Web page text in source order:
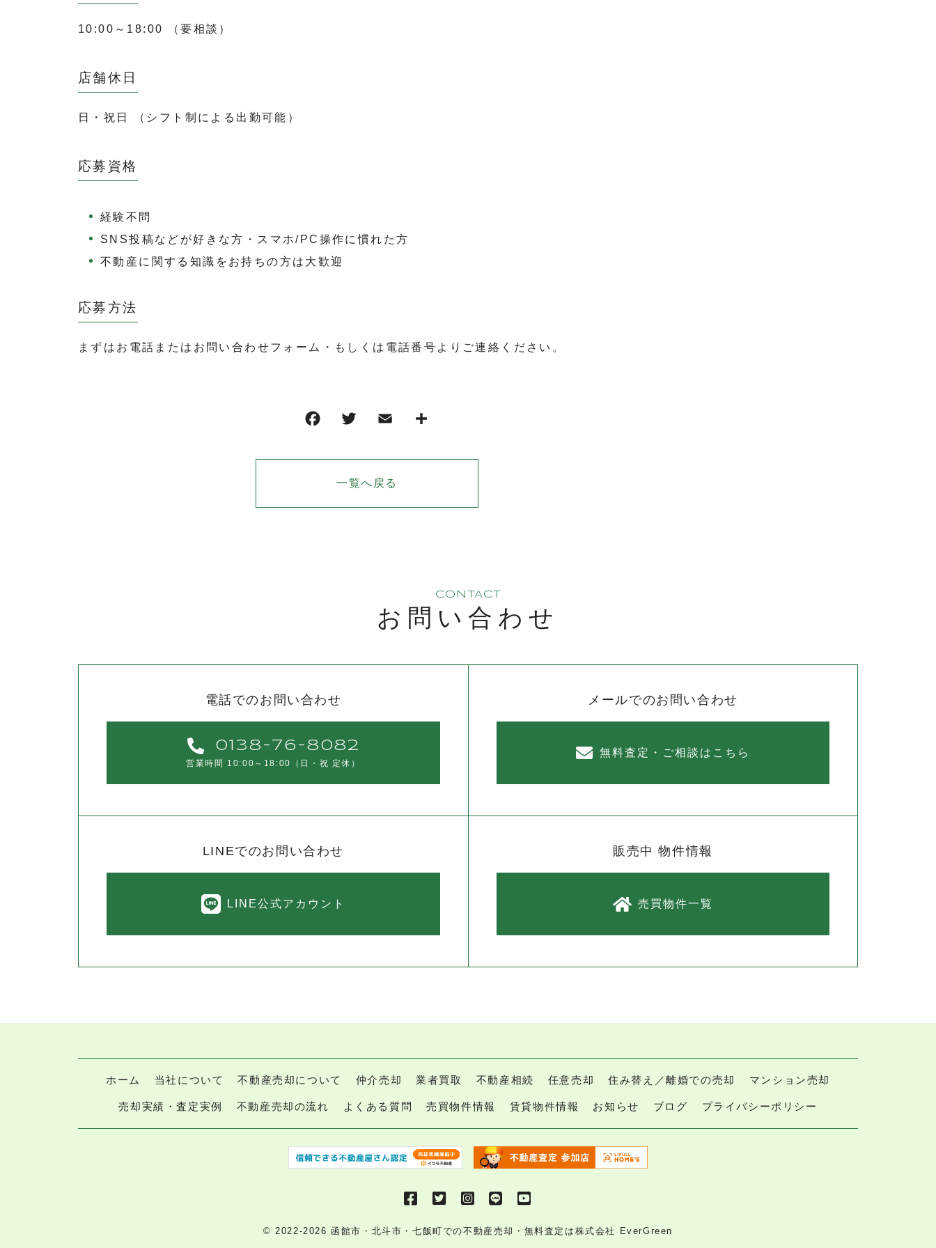
10:00～18:00 （要相談）
店舗休日
日・祝日 （シフト制による出勤可能）
応募資格
経験不問
SNS投稿などが好きな方・スマホ/PC操作に慣れた方
不動産に関する知識をお持ちの方は大歓迎
応募方法
まずはお電話またはお問い合わせフォーム・もしくは電話番号よりご連絡ください。
一覧へ戻る
CONTACT
お問い合わせ
電話でのお問い合わせ
0138-76-8082
営業時間 10:00～18:00 （日・祝 定休）
メールでのお問い合わせ
無料査定・ご相談はこちら
LINEでのお問い合わせ
LINE公式アカウント
販売中 物件情報
売買物件一覧
ホーム 当社について 不動産売却について 仲介売却 業者買取 不動産相続 任意売却 住み替え／離婚での売却 マンション売却
売却実績・査定実例 不動産売却の流れ よくある質問 売買物件情報 賃貸物件情報 お知らせ ブログ プライバシーポリシー
© 2022-2026函館市・北斗市・七飯町での不動産売却・無料査定は株式会社 EverGreen